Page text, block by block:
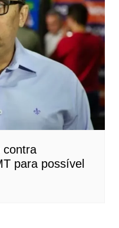
contra
para possível